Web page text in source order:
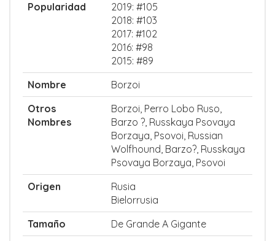
Popularidad
2019: #105
2018: #103
2017: #102
2016: #98
2015: #89
Nombre
Borzoi
Otros
Nombres
Borzoi, Perro Lobo Ruso,
Barzo ?, Russkaya Psovaya
Borzaya, Psovoi, Russian
Wolfhound, Barzo?, Russkaya
Psovaya Borzaya, Psovoi
Origen
Rusia
Bielorrusia
Tamaño
De Grande A Gigante